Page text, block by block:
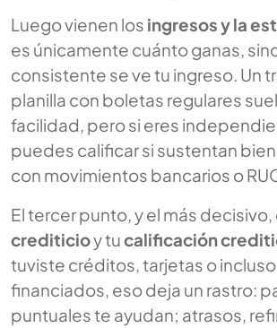
Luego vienen los ingresos y la
es únicamente cuánto ganas,
consistente se ve tu ingreso. Un
planilla con boletas regulares
facilidad, pero si eres
puedes calificar si sustentan
con movimientos bancarios o
El tercer punto, y el más decisivo,
crediticioy tucalificación
tuviste créditos, tarjetas o
financiados, eso deja un rastro:
puntuales te ayudan; atrasos,